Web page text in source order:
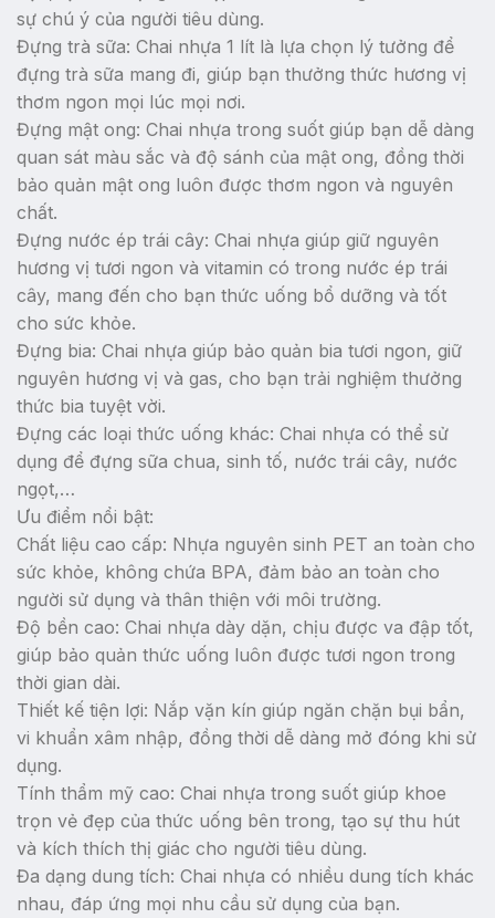
sự chú ý của người tiêu dùng.
Đựng trà sữa: Chai nhựa 1 lít là lựa chọn lý tưởng để
đựng trà sữa mang đi, giúp bạn thưởng thức hương vị
thơm ngon mọi lúc mọi nơi.
Đựng mật ong: Chai nhựa trong suốt giúp bạn dễ dàng
quan sát màu sắc và độ sánh của mật ong, đồng thời
bảo quản mật ong luôn được thơm ngon và nguyên
chất.
Đựng nước ép trái cây: Chai nhựa giúp giữ nguyên
hương vị tươi ngon và vitamin có trong nước ép trái
cây, mang đến cho bạn thức uống bổ dưỡng và tốt
cho sức khỏe.
Đựng bia: Chai nhựa giúp bảo quản bia tươi ngon, giữ
nguyên hương vị và gas, cho bạn trải nghiệm thưởng
thức bia tuyệt vời.
Đựng các loại thức uống khác: Chai nhựa có thể sử
dụng để đựng sữa chua, sinh tố, nước trái cây, nước
ngọt,…
Ưu điểm nổi bật:
Chất liệu cao cấp: Nhựa nguyên sinh PET an toàn cho
sức khỏe, không chứa BPA, đảm bảo an toàn cho
người sử dụng và thân thiện với môi trường.
Độ bền cao: Chai nhựa dày dặn, chịu được va đập tốt,
giúp bảo quản thức uống luôn được tươi ngon trong
thời gian dài.
Thiết kế tiện lợi: Nắp vặn kín giúp ngăn chặn bụi bẩn,
vi khuẩn xâm nhập, đồng thời dễ dàng mở đóng khi sử
dụng.
Tính thẩm mỹ cao: Chai nhựa trong suốt giúp khoe
trọn vẻ đẹp của thức uống bên trong, tạo sự thu hút
và kích thích thị giác cho người tiêu dùng.
Đa dạng dung tích: Chai nhựa có nhiều dung tích khác
nhau, đáp ứng mọi nhu cầu sử dụng của bạn.